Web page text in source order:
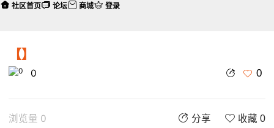
【】
0 0
浏览量 0 分享 收藏 0
社区首页 论坛 商城 登录